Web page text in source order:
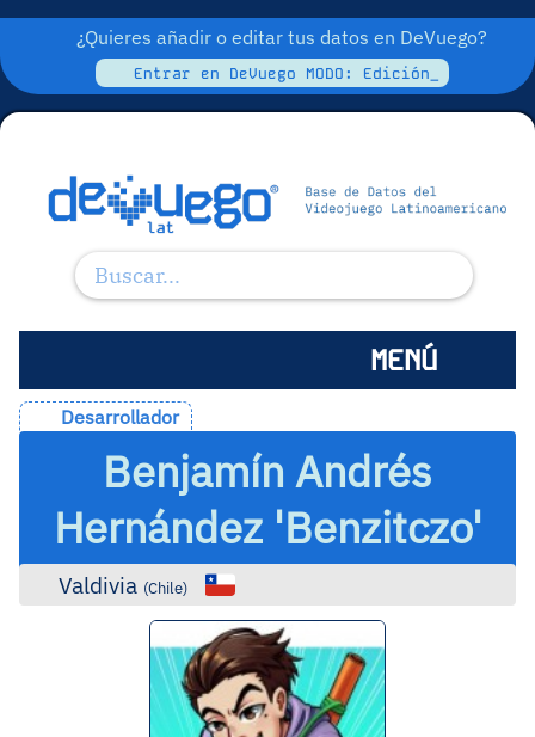
¿Quieres añadir o editar tus datos en DeVuego?
Entrar en DeVuego MODO: Edición_
MENÚ
Desarrollador
Benjamín Andrés
Hernández 'Benzitczo'
Valdivia (Chile)